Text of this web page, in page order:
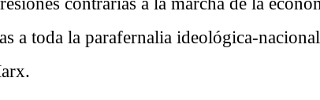
a toda la parafernalia ideológica-